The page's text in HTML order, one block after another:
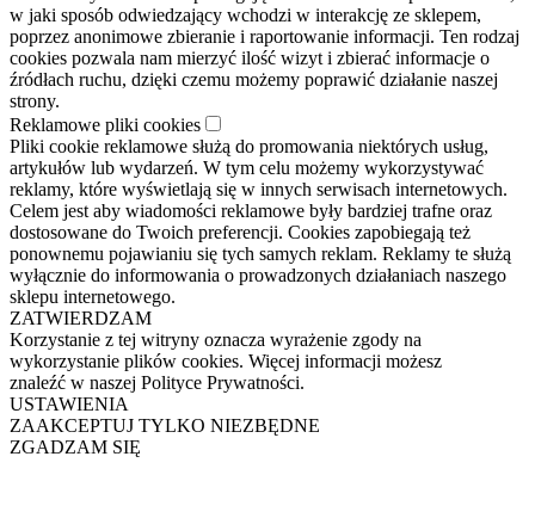
w jaki sposób odwiedzający wchodzi w interakcję ze sklepem,
poprzez anonimowe zbieranie i raportowanie informacji. Ten rodzaj
cookies pozwala nam mierzyć ilość wizyt i zbierać informacje o
źródłach ruchu, dzięki czemu możemy poprawić działanie naszej
strony.
Reklamowe pliki cookies
Pliki cookie reklamowe służą do promowania niektórych usług,
artykułów lub wydarzeń. W tym celu możemy wykorzystywać
reklamy, które wyświetlają się w innych serwisach internetowych.
Celem jest aby wiadomości reklamowe były bardziej trafne oraz
dostosowane do Twoich preferencji. Cookies zapobiegają też
ponownemu pojawianiu się tych samych reklam. Reklamy te służą
wyłącznie do informowania o prowadzonych działaniach naszego
sklepu internetowego.
ZATWIERDZAM
Korzystanie z tej witryny oznacza wyrażenie zgody na
wykorzystanie plików cookies. Więcej informacji możesz
znaleźć w naszej Polityce Prywatności.
USTAWIENIA
ZAAKCEPTUJ TYLKO NIEZBĘDNE
ZGADZAM SIĘ